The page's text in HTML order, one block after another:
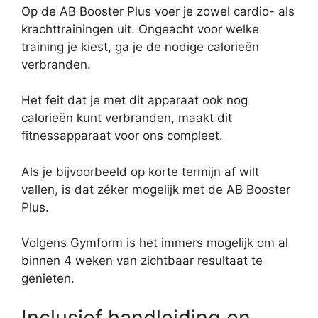
Op de AB Booster Plus voer je zowel cardio- als
krachttrainingen uit. Ongeacht voor welke
training je kiest, ga je de nodige calorieën
verbranden.
Het feit dat je met dit apparaat ook nog
calorieën kunt verbranden, maakt dit
fitnessapparaat voor ons compleet.
Als je bijvoorbeeld op korte termijn af wilt
vallen, is dat zéker mogelijk met de AB Booster
Plus.
Volgens Gymform is het immers mogelijk om al
binnen 4 weken van zichtbaar resultaat te
genieten.